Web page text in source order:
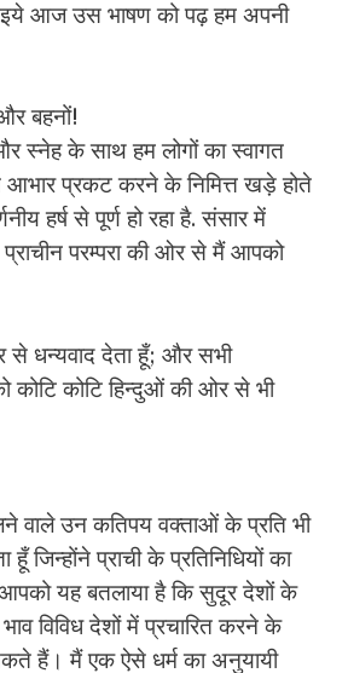
आज उस भाषण को पढ़ हम अपनी
बहनों!
स्नेह के साथ हम लोगों का स्वागत
आभार प्रकट करने के निमित्त खड़े होते
हर्ष से पूर्ण हो रहा है. संसार में
परम्परा की ओर से मैं आपको
से धन्यवाद देता हूँ; और सभी
कोटि कोटि हिन्दुओं की ओर से भी
वाले उन कतिपय वक्ताओं के प्रति भी
हूँ जिन्होंने प्राची के प्रतिनिधियों का
यह बतलाया है कि सुदूर देशों के
विविध देशों में प्रचारित करने के
हैं। मैं एक ऐसे धर्म का अनुयायी